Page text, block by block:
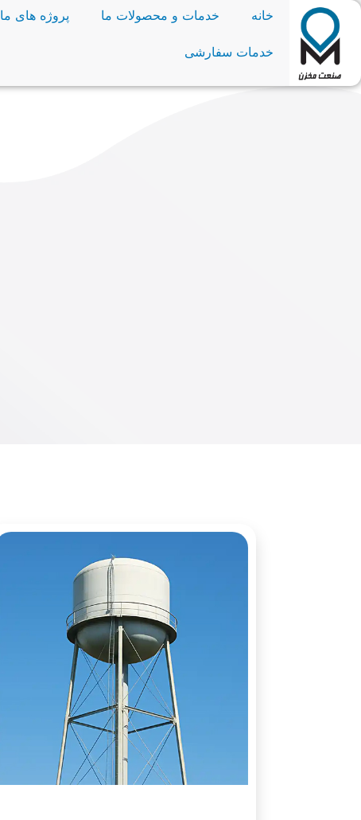
خانه خدمات و محصولات ما پروژه های ما
خدمات سفارشی